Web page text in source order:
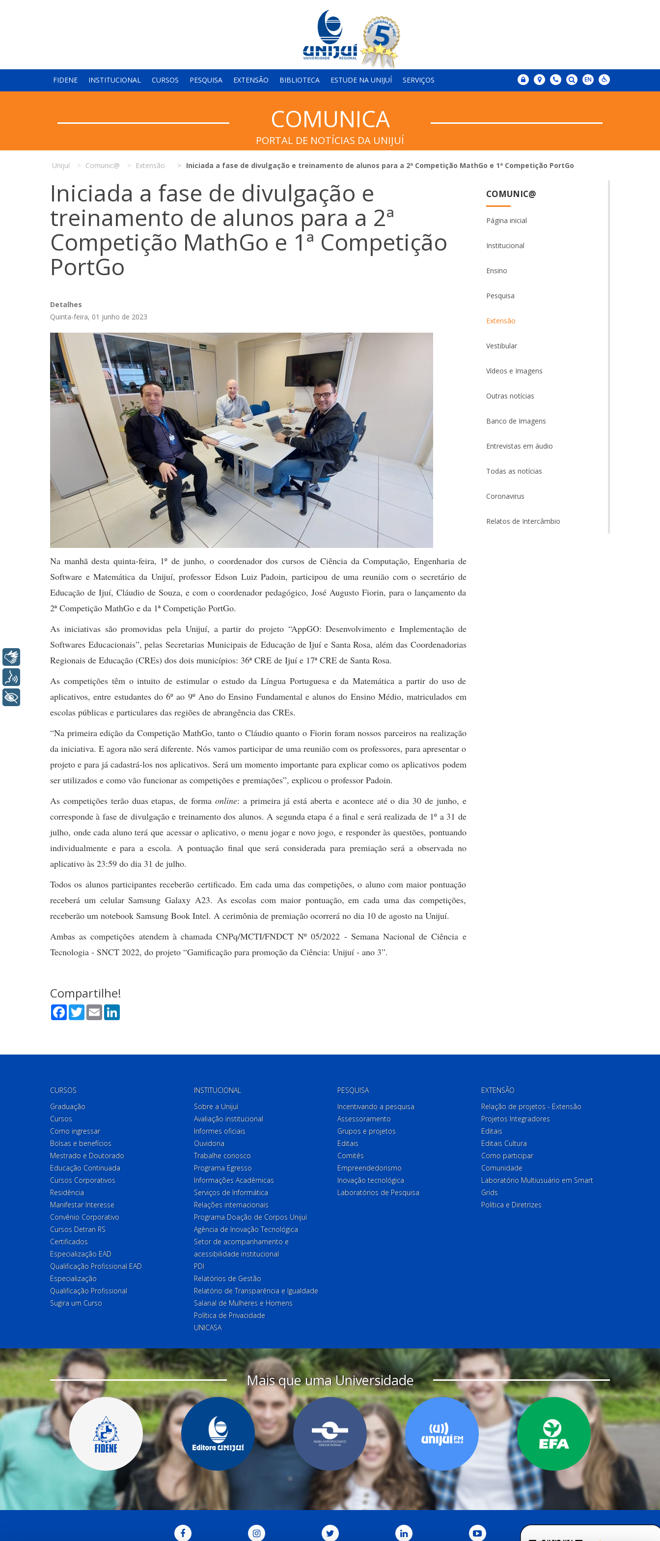
FIDENE INSTITUCIONAL CURSOS PESQUISA EXTENSÃO BIBLIOTECA ESTUDE NA UNIJUÍ SERVIÇOS
COMUNICA
PORTAL DE NOTÍCIAS DA UNIJUÍ
Unijuí Comunic@ Extensão Iniciada a fase de divulgação e treinamento de alunos para a 2ª Competição MathGo e 1ª Competição PortGo
Iniciada a fase de divulgação e
treinamento de alunos para a 2ª
Competição MathGo e 1ª Competição
PortGo
Detalhes
Quinta-feira, 01 junho de 2023
Na manhã desta quinta-feira, 1º de junho, o coordenador dos cursos de Ciência da Computação, Engenharia de
Software e Matemática da Unijuí, professor Edson Luiz Padoin, participou de uma reunião com o secretário de
Educação de Ijuí, Cláudio de Souza, e com o coordenador pedagógico, José Augusto Fiorin, para o lançamento da
2ª Competição MathGo e da 1ª Competição PortGo.
As iniciativas são promovidas pela Unijuí, a partir do projeto “AppGO: Desenvolvimento e Implementação de
Softwares Educacionais”, pelas Secretarias Municipais de Educação de Ijuí e Santa Rosa, além das Coordenadorias
Regionais de Educação (CREs) dos dois municípios: 36ª CRE de Ijuí e 17ª CRE de Santa Rosa.
As competições têm o intuito de estimular o estudo da Língua Portuguesa e da Matemática a partir do uso de
aplicativos, entre estudantes do 6º ao 9º Ano do Ensino Fundamental e alunos do Ensino Médio, matriculados em
escolas públicas e particulares das regiões de abrangência das CREs.
“Na primeira edição da Competição MathGo, tanto o Cláudio quanto o Fiorin foram nossos parceiros na realização
da iniciativa. E agora não será diferente. Nós vamos participar de uma reunião com os professores, para apresentar o
projeto e para já cadastrá-los nos aplicativos. Será um momento importante para explicar como os aplicativos podem
ser utilizados e como vão funcionar as competições e premiações”, explicou o professor Padoin.
As competições terão duas etapas, de forma online: a primeira já está aberta e acontece até o dia 30 de junho, e
corresponde à fase de divulgação e treinamento dos alunos. A segunda etapa é a final e será realizada de 1º a 31 de
julho, onde cada aluno terá que acessar o aplicativo, o menu jogar e novo jogo, e responder às questões, pontuando
individualmente e para a escola. A pontuação final que será considerada para premiação será a observada no
aplicativo às 23:59 do dia 31 de julho.
Todos os alunos participantes receberão certificado. Em cada uma das competições, o aluno com maior pontuação
receberá um celular Samsung Galaxy A23. As escolas com maior pontuação, em cada uma das competições,
receberão um notebook Samsung Book Intel. A cerimônia de premiação ocorrerá no dia 10 de agosto na Unijuí.
Ambas as competições atendem à chamada CNPq/MCTI/FNDCT Nº 05/2022 - Semana Nacional de Ciência e
Tecnologia - SNCT 2022, do projeto “Gamificação para promoção da Ciência: Unijuí - ano 3”.
Compartilhe!
Facebook
TwitterEmail
COMUNIC@
Página inicial
Institucional
Ensino
Pesquisa
Extensão
Vestibular
Vídeos e Imagens
Outras notícias
Banco de Imagens
Entrevistas em áudio
Todas as notícias
Coronavirus
Relatos de Intercâmbio
CURSOS
Graduação
Cursos
Como ingressar
Bolsas e benefícios
Mestrado e Doutorado
Educação Continuada
Cursos Corporativos
Residência
Manifestar Interesse
Convênio Corporativo
Cursos Detran RS
Certificados
Especialização EAD
Qualificação Profissional EAD
Especialização
Qualificação Profissional
Sugira um Curso
INSTITUCIONAL
Sobre a Unijuí
Avaliação institucional
Informes oficiais
Ouvidoria
Trabalhe conosco
Programa Egresso
Informações Acadêmicas
Serviços de Informática
Relações internacionais
Programa Doação de Corpos Unijuí
Agência de Inovação Tecnológica
Setor de acompanhamento e
acessibilidade institucional
PDI
Relatórios de Gestão
Relatório de Transparência e Igualdade
Salarial de Mulheres e Homens
Política de Privacidade
UNICASA
PESQUISA
Incentivando a pesquisa
Assessoramento
Grupos e projetos
Editais
Comitês
Empreendedorismo
Inovação tecnológica
Laboratórios de Pesquisa
EXTENSÃO
Relação de projetos - Extensão
Projetos Integradores
Editais
Editais Cultura
Como participar
Comunidade
Laboratório Multiusuário em Smart
Grids
Política e Diretrizes
Mais que uma Universidade
Libras
+ Acessibilidade